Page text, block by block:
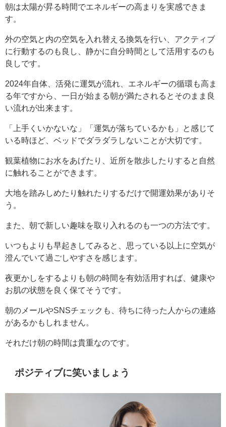
朝は太陽が昇る時間でエネルギーの高まりを実感できま
す。
外の空気と内の空気を入れ替える換気を行い、アクティブ
に行動するのも良し、静かに自分時間として活用するのも
良しです。
2024年自体、活発に運気が流れ、エネルギーの循環も高ま
る年ですから、一日が始まる朝が満たされるとそのまま良
い流れが出来ます。
「上手くいかないな」「運気が落ちているかも」と感じて
いる時ほど、ベッドでダラダラしないことが大切です。
観葉植物にお水をあげたり、近所を散歩したりすると自然
に触れることができます。
大地を踏みしめたり触れたりするだけで開運効果がありそ
う。
また、朝で新しい趣味を取り入れるのも一つの方法です。
いつもよりも早起きしてみると、思っている以上に空気が
澄んでいて過ごしやすさを感じます。
夜更かしをするよりも朝の時間を有効活用すれば、健康や
お肌の状態を良く保てそうです。
朝のメールやSNSチェックも、待ちに待った人からの連絡
があるかもしれません。
それだけ朝の時間は貴重なのです。
ポジティブに笑いましょう